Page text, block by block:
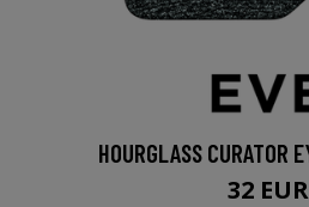
HOURGLASS CURATOR
32 EUR